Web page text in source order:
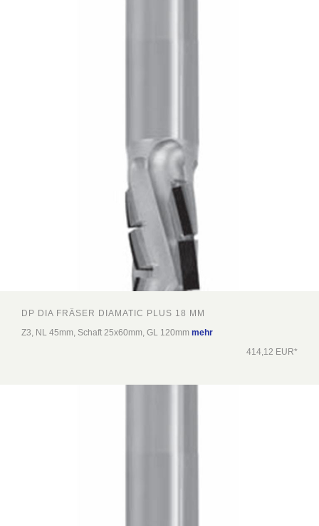
DP DIA FRÄSER DIAMATIC PLUS 18 MM
Z3, NL 45mm, Schaft 25x60mm, GL 120mm mehr
414,12 EUR*